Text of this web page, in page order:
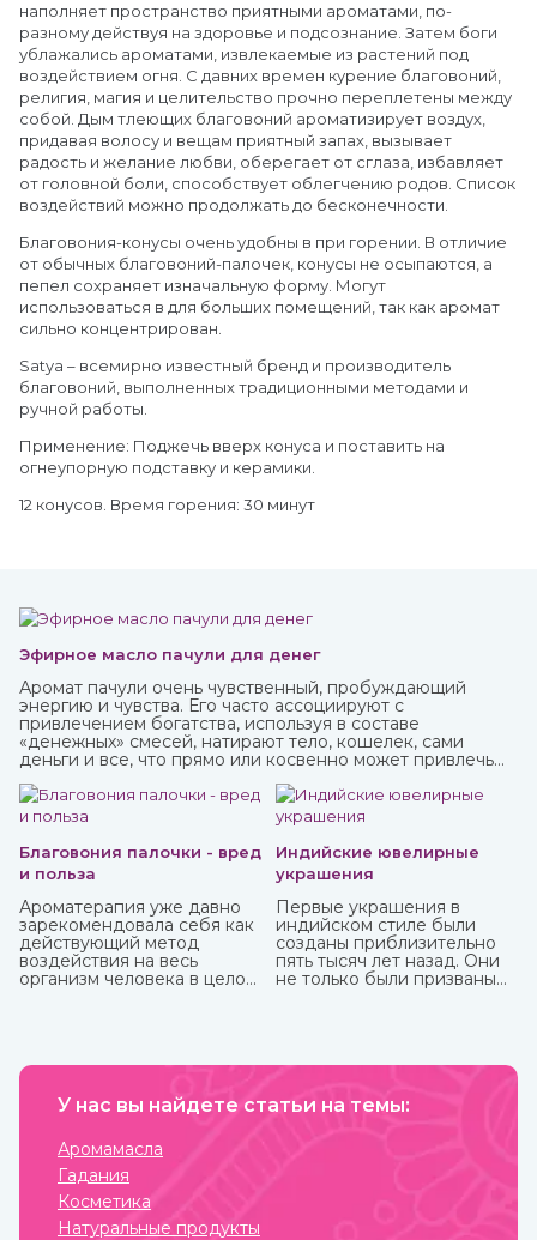
наполняет пространство приятными ароматами, по-
разному действуя на здоровье и подсознание. Затем боги
ублажались ароматами, извлекаемые из растений под
воздействием огня. С давних времен курение благовоний,
религия, магия и целительство прочно переплетены между
собой. Дым тлеющих благовоний ароматизирует воздух,
придавая волосу и вещам приятный запах, вызывает
радость и желание любви, оберегает от сглаза, избавляет
от головной боли, способствует облегчению родов. Список
воздействий можно продолжать до бесконечности.
Благовония-конусы очень удобны в при горении. В отличие
от обычных благовоний-палочек, конусы не осыпаются, а
пепел сохраняет изначальную форму. Могут
использоваться в для больших помещений, так как аромат
сильно концентрирован.
Satya – всемирно известный бренд и производитель
благовоний, выполненных традиционными методами и
ручной работы.
Применение: Поджечь вверх конуса и поставить на
огнеупорную подставку и керамики.
12 конусов. Время горения: 30 минут
Эфирное масло пачули для денег
Аромат пачули очень чувственный, пробуждающий
энергию и чувства. Его часто ассоциируют с
привлечением богатства, используя в составе
«денежных» смесей, натирают тело, кошелек, сами
деньги и все, что прямо или косвенно может привлечь
Благовония палочки - вред
и польза
Ароматерапия уже давно
зарекомендовала себя как
действующий метод
воздействия на весь
организм человека в целом:
ароматерапии, бывают
разные составы.
приобрели благовония
палочки за свою простоту
использования и высокое
качество при весьма
приемлемой стоимости.
Индийские ювелирные
украшения
Первые украшения в
индийском стиле были
созданы приблизительно
пять тысяч лет назад. Они
не только были призваны
способностью защищать.
женщины, но и мужчины
У нас вы найдете статьи на темы:
Аромамасла
Гадания
Косметика
Натуральные продукты